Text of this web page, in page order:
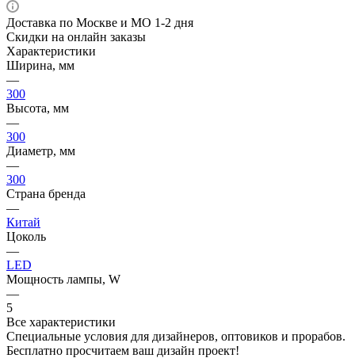
Доставка по Москве и МО 1-2 дня
Скидки на онлайн заказы
Характеристики
Ширина, мм
—
300
Высота, мм
—
300
Диаметр, мм
—
300
Страна бренда
—
Китай
Цоколь
—
LED
Мощность лампы, W
—
5
Все характеристики
Специальные условия для дизайнеров, оптовиков и прорабов.
Бесплатно просчитаем ваш дизайн проект!